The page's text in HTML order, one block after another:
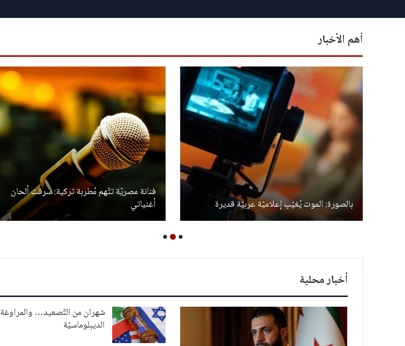
أهم الأخبار
بالصورة: الموت يُغيّب إعلاميّة عربيّة قديرة
فنانة مصريّة تتّهم مُطربة تركية: سرقت ألحان
أغنياتي
أخبار محلية
شهران من التّصعيد… والمراوغة
الديبلوماسيّة